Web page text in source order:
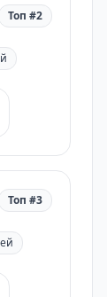
Топ #2
Топ #3